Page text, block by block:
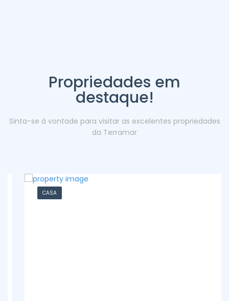
Propriedades em
destaque!
Sinta-se à vontade para visitar as excelentes propriedades
da Terramar